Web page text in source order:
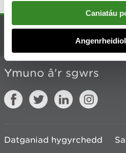
Caniatáu
Ymuno â'r sgwrs
Datganiad hygyrchedd